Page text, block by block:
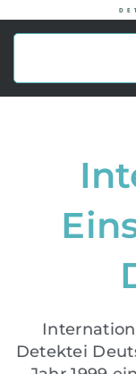
Detektei